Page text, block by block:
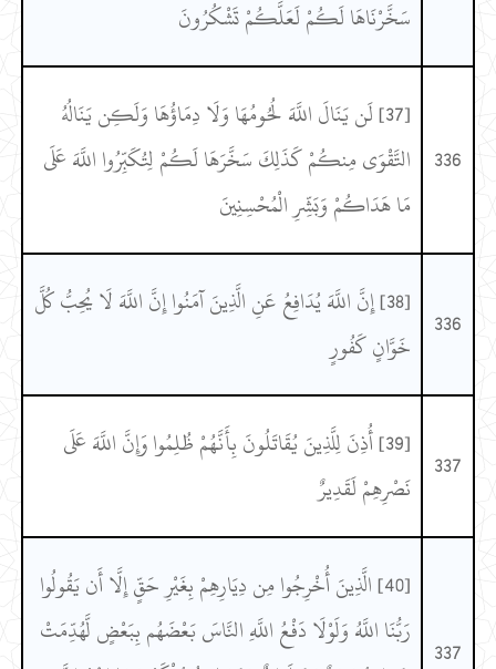
سَخَّرْنَاهَا لَكُمْ لَعَلَّكُمْ تَشْكُرُونَ
336
[37] لَن يَنَالَ اللَّهَ لُحُومُهَا وَلَا دِمَاؤُهَا وَلَكِن يَنَالُهُ
التَّقْوَى مِنكُمْ كَذَلِكَ سَخَّرَهَا لَكُمْ لِتُكَبِّرُوا اللَّهَ عَلَى
مَا هَدَاكُمْ وَبَشِّرِ الْمُحْسِنِينَ
336
[38] إِنَّ اللَّهَ يُدَافِعُ عَنِ الَّذِينَ آمَنُوا إِنَّ اللَّهَ لَا يُحِبُّ كُلَّ
خَوَّانٍ كَفُورٍ
337
[39] أُذِنَ لِلَّذِينَ يُقَاتَلُونَ بِأَنَّهُمْ ظُلِمُوا وَإِنَّ اللَّهَ عَلَى
نَصْرِهِمْ لَقَدِيرٌ
337
[40] الَّذِينَ أُخْرِجُوا مِن دِيَارِهِمْ بِغَيْرِ حَقٍّ إِلَّا أَن يَقُولُوا
رَبُّنَا اللَّهُ وَلَوْلَا دَفْعُ اللَّهِ النَّاسَ بَعْضَهُم بِبَعْضٍ لَّهُدِّمَتْ